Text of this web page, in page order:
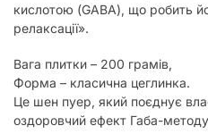
кислотою (GABA), що робить
релаксації».
Вага плитки – 200 грамів,
Форма – класична цеглинка.
Це шен пуер, який поєднує
оздоровчий ефект Габа-